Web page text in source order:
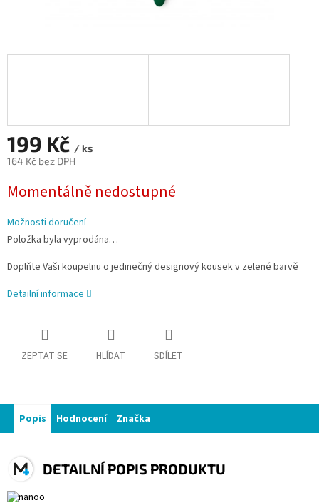
199 Kč / ks
164 Kč bez DPH
cena:
Momentálně nedostupné
Možnosti doručení
Položka byla vyprodána…
Doplňte Vaši koupelnu o jedinečný designový kousek v zelené barvě
Detailní informace
ZEPTAT SE HLÍDAT SDÍLET
Popis Hodnocení Značka
DETAILNÍ POPIS PRODUKTU